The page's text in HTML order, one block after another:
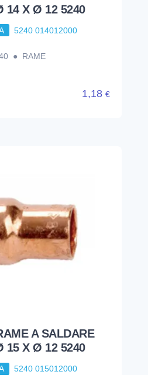
14 X Ø 12 5240
5240 014012000
● RAME
1,18 €
A SALDARE
15 X Ø 12 5240
5240 015012000